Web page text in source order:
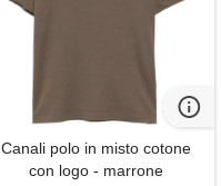
Canali polo in misto cotone
con logo - marrone